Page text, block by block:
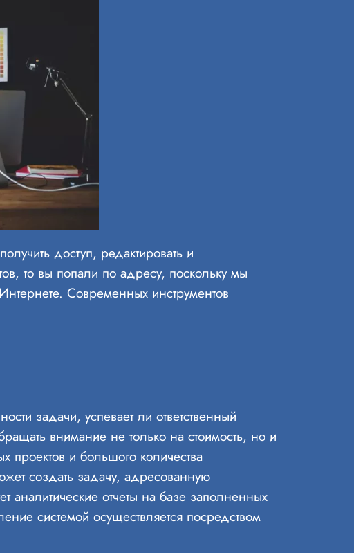
доступ, редактировать и
то вы попали по адресу, поскольку мы
Современных инструментов
задачи, успевает ли ответственный
внимание не только на стоимость, но и
проектов и большого количества
создать задачу, адресованную
аналитические отчеты на базе заполненных
системой осуществляется посредством